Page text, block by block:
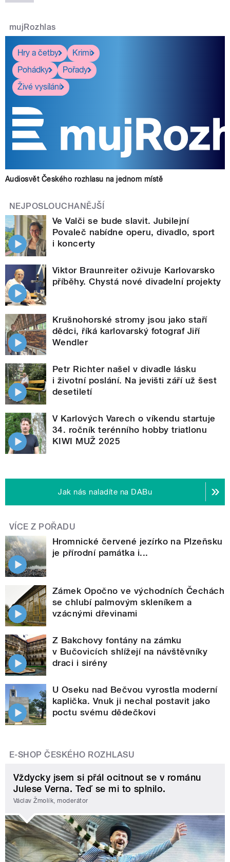
mujRozhlas
Hry a četby
Krimi
Pohádky
Pořady
Živé vysílání
Audiosvět Českého rozhlasu na jednom místě
NEJPOSLOUCHANĚJŠÍ
Ve Valči se bude slavit. Jubilejní
Povaleč nabídne operu, divadlo, sport
i koncerty
Viktor Braunreiter oživuje Karlovarsko
příběhy. Chystá nové divadelní projekty
Krušnohorské stromy jsou jako staří
dědci, říká karlovarský fotograf Jiří
Wendler
Petr Richter našel v divadle lásku
i životní poslání. Na jevišti září už šest
desetiletí
V Karlových Varech o víkendu startuje
34. ročník terénního hobby triatlonu
KIWI MUŽ 2025
Jak nás naladíte na DABu
VÍCE Z POŘADU
Hromnické červené jezírko na Plzeňsku
je přírodní památka i...
Zámek Opočno ve východních Čechách
se chlubí palmovým skleníkem a
vzácnými dřevinami
Z Bakchovy fontány na zámku
v Bučovicích shlížejí na návštěvníky
draci i sirény
U Oseku nad Bečvou vyrostla moderní
kaplička. Vnuk ji nechal postavit jako
poctu svému dědečkovi
E-SHOP ČESKÉHO ROZHLASU
Vždycky jsem si přál ocitnout se v románu
Julese Verna. Teď se mi to splnilo.
Václav Žmolík, moderátor